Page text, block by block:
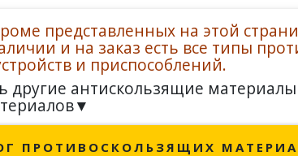
представленных на этой
и на заказ есть все типы
и приспособлений.
другие антискользящие
▼
ПРОТИВОСКОЛЬЗЯЩИХ